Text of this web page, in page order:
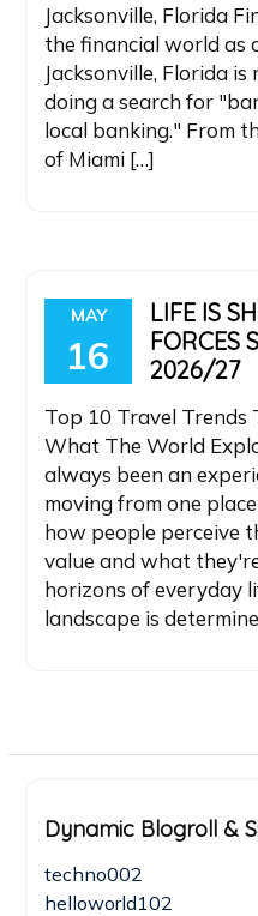
Jacksonville, Florida
the financial world as
Jacksonville, Florida
doing a search for
local banking." From
of Miami […]
MAY
16
LIFE IS
FORCES
2026/27
Top 10 Travel Trends
What The World
always been an
moving from one
how people perceive
value and what
horizons of everyday
landscape is
Dynamic Blogroll &
techno002
helloworld102